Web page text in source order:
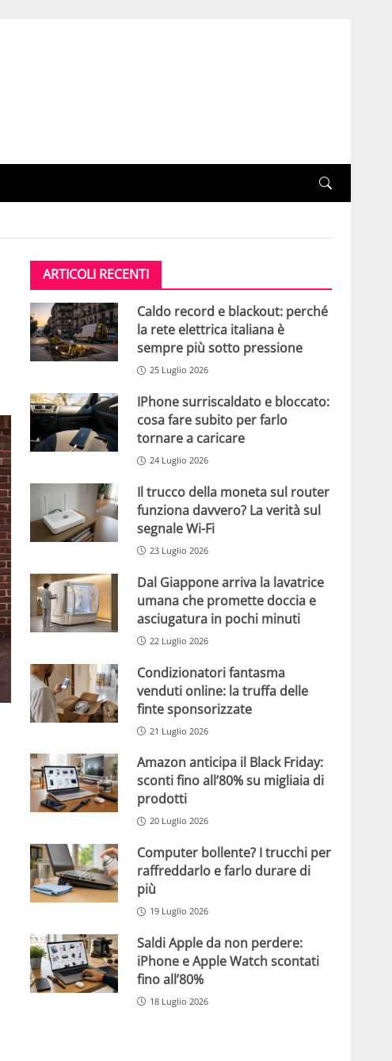
ARTICOLI RECENTI
Caldo record e blackout: perché
la rete elettrica italiana è
sempre più sotto pressione
25 Luglio 2026
IPhone surriscaldato e bloccato:
cosa fare subito per farlo
tornare a caricare
24 Luglio 2026
Il trucco della moneta sul router
funziona davvero? La verità sul
segnale Wi-Fi
23 Luglio 2026
Dal Giappone arriva la lavatrice
umana che promette doccia e
asciugatura in pochi minuti
22 Luglio 2026
Condizionatori fantasma
venduti online: la truffa delle
finte sponsorizzate
21 Luglio 2026
Amazon anticipa il Black Friday:
sconti fino all’80% su migliaia di
prodotti
20 Luglio 2026
Computer bollente? I trucchi per
raffreddarlo e farlo durare di
più
19 Luglio 2026
Saldi Apple da non perdere:
iPhone e Apple Watch scontati
fino all’80%
18 Luglio 2026